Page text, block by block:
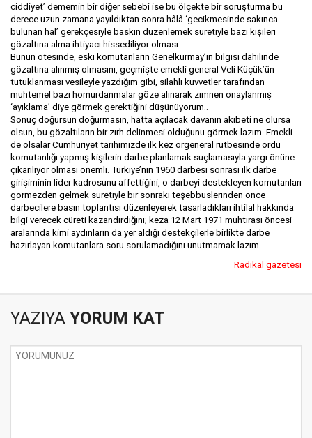
ciddiyet’ dememin bir diğer sebebi ise bu ölçekte bir soruşturma bu
derece uzun zamana yayıldıktan sonra hâlâ ‘gecikmesinde sakınca
bulunan hal’ gerekçesiyle baskın düzenlemek suretiyle bazı kişileri
gözaltına alma ihtiyacı hissediliyor olması.
Bunun ötesinde, eski komutanların Genelkurmay’ın bilgisi dahilinde
gözaltına alınmış olmasını, geçmişte emekli general Veli Küçük’ün
tutuklanması vesileyle yazdığım gibi, silahlı kuvvetler tarafından
muhtemel bazı homurdanmalar göze alınarak zımnen onaylanmış
‘ayıklama’ diye görmek gerektiğini düşünüyorum..
Sonuç doğursun doğurmasın, hatta açılacak davanın akıbeti ne olursa
olsun, bu gözaltıların bir zırh delinmesi olduğunu görmek lazım. Emekli
de olsalar Cumhuriyet tarihimizde ilk kez orgeneral rütbesinde ordu
komutanlığı yapmış kişilerin darbe planlamak suçlamasıyla yargı önüne
çıkarılıyor olması önemli. Türkiye’nin 1960 darbesi sonrası ilk darbe
girişiminin lider kadrosunu affettiğini, o darbeyi destekleyen komutanları
görmezden gelmek suretiyle bir sonraki teşebbüslerinden önce
darbecilere basın toplantısı düzenleyerek tasarladıkları ihtilal hakkında
bilgi verecek cüreti kazandırdığını; keza 12 Mart 1971 muhtırası öncesi
aralarında kimi aydınların da yer aldığı destekçilerle birlikte darbe
hazırlayan komutanlara soru sorulamadığını unutmamak lazım...
Radikal gazetesi
YAZIYA YORUM KAT